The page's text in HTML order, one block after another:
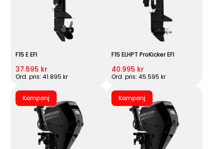
F15 E EFI
37.595 kr
Ord. pris: 41.895 kr
F15 ELHPT ProKicker EFI
40.995 kr
Ord. pris: 45.595 kr
Kampanj Kampanj